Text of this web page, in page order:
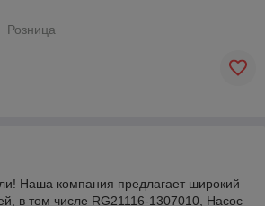
Розница
Наша компания предлагает широкий
в том числе RG21116-1307010, Насос